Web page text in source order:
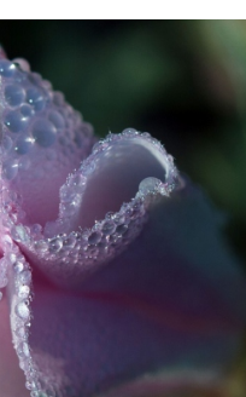
Yurdum İnsanı İş Başında
3.08.2016